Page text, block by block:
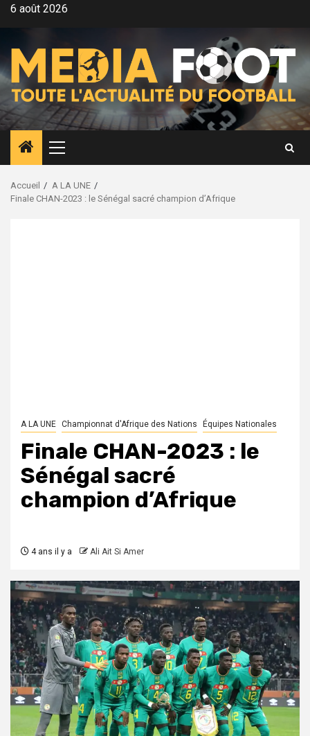
Aller6 août 2026
Menu
principal
Accueil
A LA UNE
Finale CHAN-2023 : le Sénégal sacré champion d’Afrique
A LA UNE Championnat d'Afrique des Nations Équipes Nationales
Finale CHAN-2023 : le
Sénégal sacré
champion d’Afrique
4 ans il y a Ali Ait Si Amer